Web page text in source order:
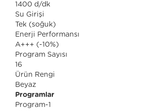
1400 d/dk
Su Girişi
Tek (soğuk)
Enerji Performansı
A+++ (-10%)
Program Sayısı
16
Ürün Rengi
Beyaz
Programlar
Program-1